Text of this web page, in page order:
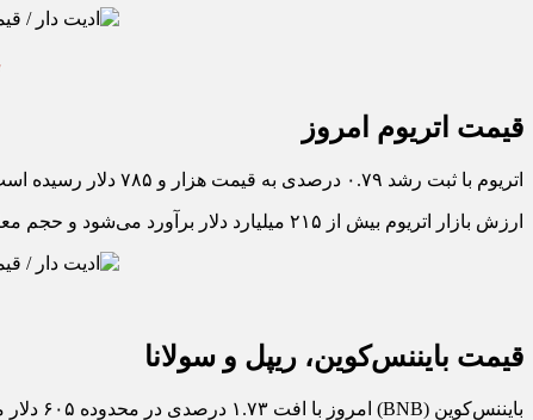
قیمت اتریوم امروز
اتریوم با ثبت رشد ۰.۷۹ درصدی به قیمت هزار و ۷۸۵ دلار رسیده است. دومین رمزارز بزرگ بازار در شرایطی عملکرد مثبتی را تجربه می‌کند که بخش عمده بازار در محدوده قرمز قرار دارد.
ارزش بازار اتریوم بیش از ۲۱۵ میلیارد دلار برآورد می‌شود و حجم معاملات روزانه آن به حدود ۴.۳ میلیارد دلار رسیده است.
قیمت بایننس‌کوین، ریپل و سولانا
بایننس‌کوین (BNB) امروز با افت ۱.۷۳ درصدی در محدوده ۶۰۵ دلار معامله می‌شود.